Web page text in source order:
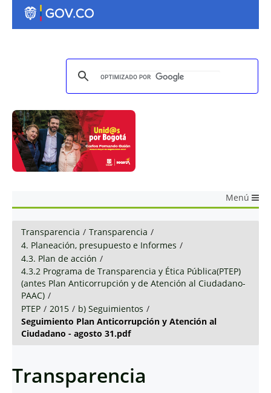
Menú
Transparencia / Transparencia /
4. Planeación, presupuesto e Informes /
4.3. Plan de acción /
4.3.2 Programa de Transparencia y Ética Pública(PTEP)
(antes Plan Anticorrupción y de Atención al Ciudadano-
PAAC) /
PTEP / 2015 / b) Seguimientos /
Seguimiento Plan Anticorrupción y Atención al
Ciudadano - agosto 31.pdf
Transparencia